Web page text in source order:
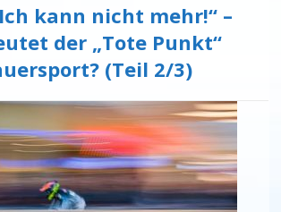
kann nicht mehr!“ –
der „Tote Punkt“
(Teil 2/3)